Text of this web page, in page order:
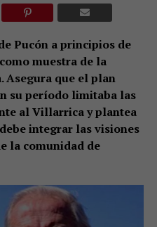
Pucón a principios de
muestra de la
Asegura que el plan
su período limitaba las
al Villarrica y plantea
integrar las visiones
la comunidad de